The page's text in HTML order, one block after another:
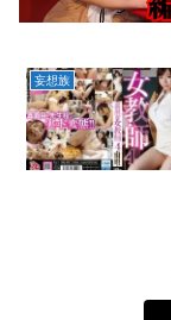
妄想族